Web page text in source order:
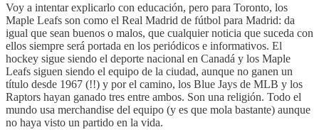
Voy a intentar explicarlo con educación, pero para Toronto, los
Maple Leafs son como el Real Madrid de fútbol para Madrid: da
igual que sean buenos o malos, que cualquier noticia que suceda con
ellos siempre será portada en los periódicos e informativos. El
hockey sigue siendo el deporte nacional en Canadá y los Maple
Leafs siguen siendo el equipo de la ciudad, aunque no ganen un
título desde 1967 (!!) y por el camino, los Blue Jays de MLB y los
Raptors hayan ganado tres entre ambos. Son una religión. Todo el
mundo usa merchandise del equipo (y es que mola bastante) aunque
no haya visto un partido en la vida.